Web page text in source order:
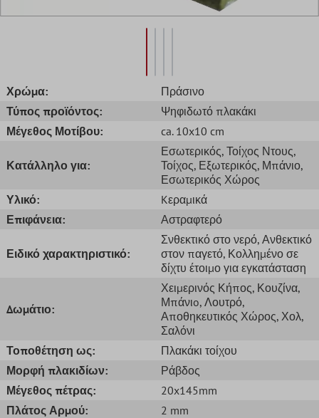
Χρώμα:
Πράσινο
Τύπος προϊόντος:
Ψηφιδωτό πλακάκι
Μέγεθος Μοτίβου:
ca. 10x10 cm
Κατάλληλο για:
Εσωτερικός, Τοίχος Ντους,
Τοίχος, Εξωτερικός, Μπάνιο,
Εσωτερικός Χώρος
Υλικό:
Kεραμικά
Επιφάνεια:
Αστραφτερό
Ειδικό χαρακτηριστικό:
Σνθεκτικό στο νερό, Ανθεκτικό
στον παγετό, Κολλημένο σε
δίχτυ έτοιμο για εγκατάσταση
Δωμάτιο:
Χειμερινός Κήπος, Κουζίνα,
Μπάνιo, Λουτρό,
Αποθηκευτικός Χώρος, Χολ,
Σαλόνι
Τοποθέτηση ως:
Πλακάκι τοίχου
Μορφή πλακιδίων:
Ράβδος
Μέγεθος πέτρας:
20x145mm
Πλάτος Αρμού:
2 mm